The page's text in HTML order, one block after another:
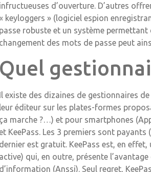
infructueuses d’ouverture. D’autres
keyloggers » (logiciel espion
passe robuste et un système
changement des mots de passe peut
Quel
Il existe des dizaines de gestionnaires
leur éditeur sur les plates-formes
ça marche ?…) et pour smartphones
KeePass. Les 3 premiers sont
dernier est gratuit. KeePass est, en
active) qui, en outre, présente
d’information (Anssi). Seul regret,